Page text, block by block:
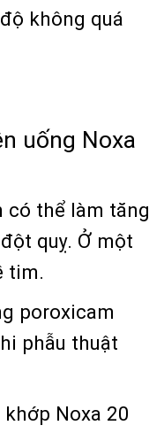
không quá
uống Noxa
có thể làm tăng
quỵ. Ở một
tim.
poroxicam
phẫu thuật
Noxa 20